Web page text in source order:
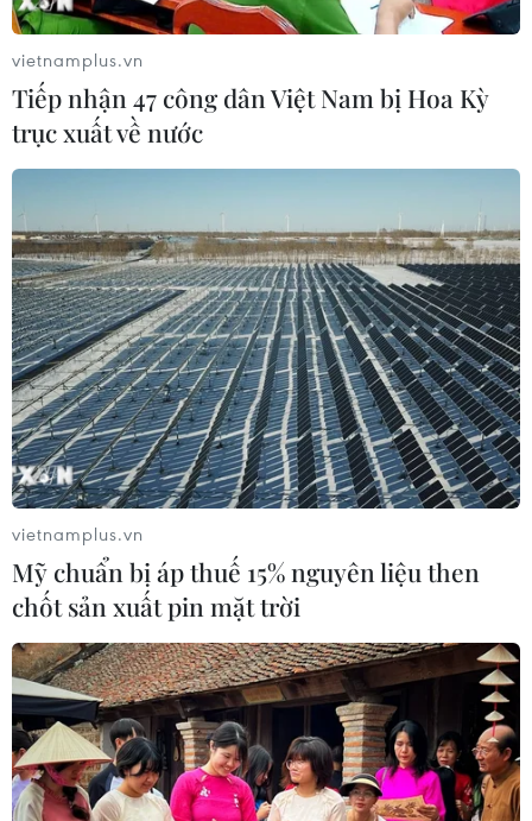
vietnamplus.vn
Tiếp nhận 47 công dân Việt Nam bị Hoa Kỳ
trục xuất về nước
vietnamplus.vn
Mỹ chuẩn bị áp thuế 15% nguyên liệu then
chốt sản xuất pin mặt trời